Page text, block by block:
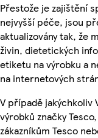
Přestože je zajištění
nejvyšší péče, jsou
aktualizovány tak, že
živin, dietetických
etiketu na výrobku a
na internetových
V případě jakýchkoliv
výrobků značky
zákazníkům Tesco